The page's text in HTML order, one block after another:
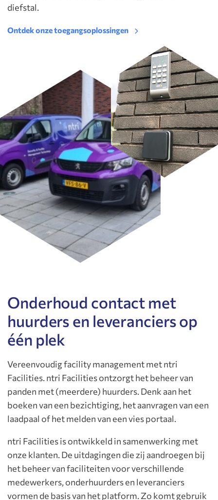
diefstal.
Ontdek onze toegangsoplossingen
Onderhoud contact met
huurders en leveranciers op
één plek
Vereenvoudig facility management met ntri
Facilities. ntri Facilities ontzorgt het beheer van
panden met (meerdere) huurders. Denk aan het
boeken van een bezichtiging, het aanvragen van een
laadpaal of het melden van een vies portaal.
ntri Facilities is ontwikkeld in samenwerking met
onze klanten. De uitdagingen die zij aandroegen bij
het beheer van faciliteiten voor verschillende
medewerkers, onderhuurders en leveranciers
vormen de basis van het platform. Zo komt gebruik